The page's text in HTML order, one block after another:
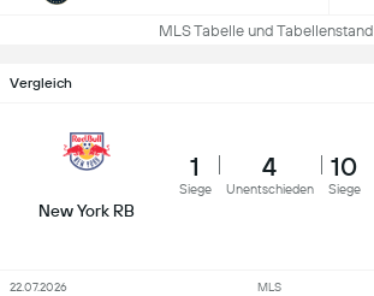
MLS Tabelle und Tabellenstand
Vergleich
New York RB
1
Siege
4
Unentschieden
10
Siege
MLS
22.07.2026